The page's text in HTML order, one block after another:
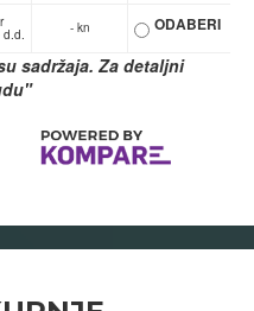
- kn ODABERI
sadržaja. Za detaljni